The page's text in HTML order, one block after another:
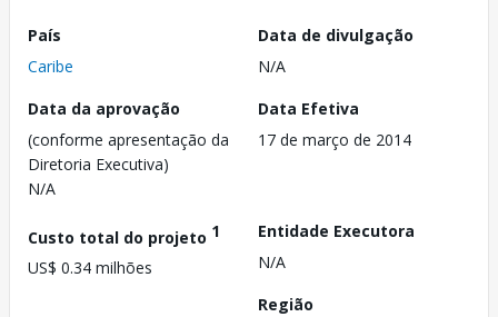
País
Caribe
Data de divulgação
N/A
Data da aprovação
(conforme apresentação da
Diretoria Executiva)
N/A
Data Efetiva
17 de março de 2014
Custo total do projeto 1
US$ 0.34 milhões
Entidade Executora
N/A
Região